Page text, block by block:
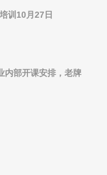
训10月27日
内部开课安排，老牌